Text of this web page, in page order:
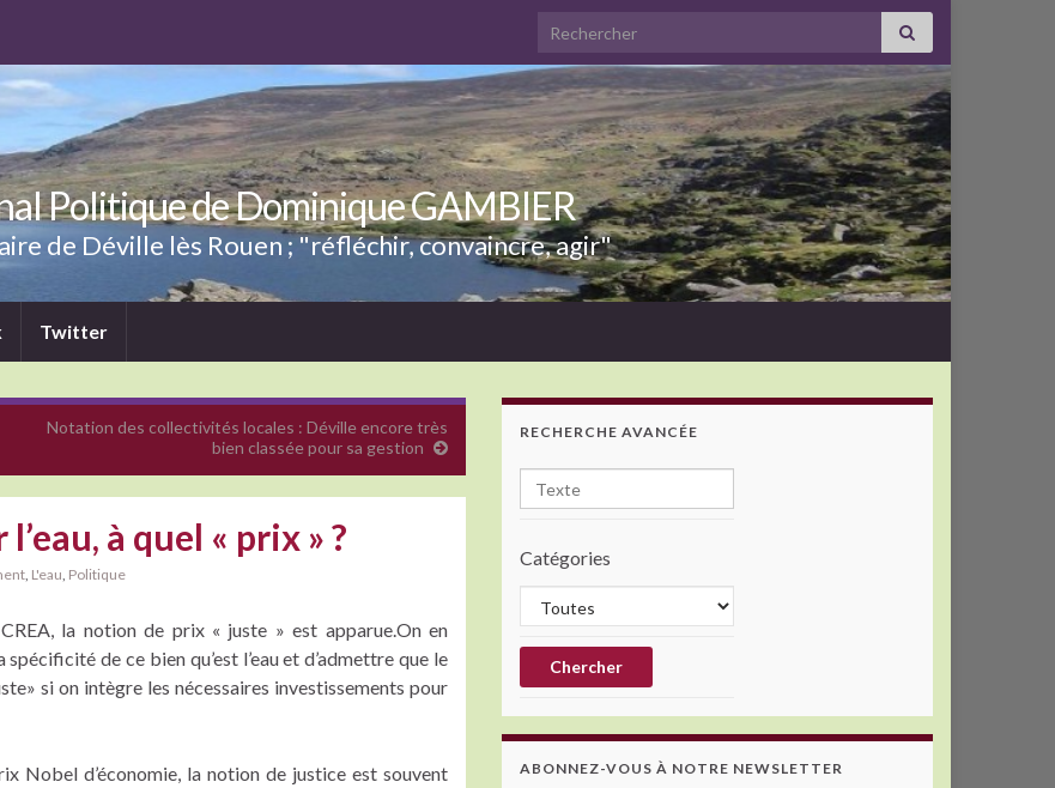
Search for:
Politique de Dominique GAMBIER
de Déville lès Rouen ; "réfléchir, convaincre, agir"
Twitter
Notation des collectivités locales : Déville encore très
bien classée pour sa gestion
à quel « prix » ?
, L'eau, Politique
la notion de prix « juste » est apparue.On en
de ce bien qu’est l’eau et d’admettre que le
si on intègre les nécessaires investissements pour
Nobel d’économie, la notion de justice est souvent
RECHERCHE AVANCÉE
Catégories
ABONNEZ-VOUS À NOTRE NEWSLETTER